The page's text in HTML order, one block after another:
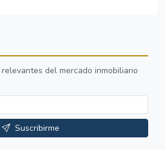
del mercado inmobiliario
Suscribirme